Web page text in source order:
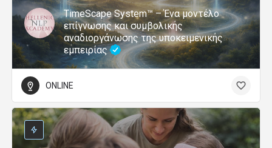
TimeScape System™ – Ένα μοντέλο
επίγνωσης και συμβολικής
αναδιοργάνωσης της υποκειμενικής
εμπειρίας
ONLINE